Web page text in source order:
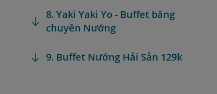
8. Yaki Yaki Yo - Buffet băng
chuyền Nướng
9. Buffet Nướng Hải Sản 129k